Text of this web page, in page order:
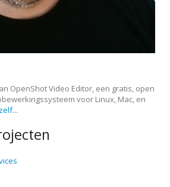
OpenShot Video Editor, een gratis, open
voor Linux, Mac, en